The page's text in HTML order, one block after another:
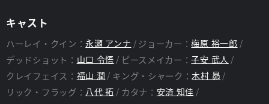
キャスト
ハーレイ・クイン：永瀬 アンナ ジョーカー：梅原 裕一郎
デッドショット： 山口 令悟 ピースメイカー：子安 武人
クレイフェイス： 福山 潤 キング・シャーク：木村 昴
リック・フラッグ： 八代 拓 カタナ： 安済 知佳